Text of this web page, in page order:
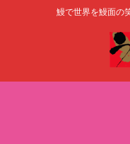
鰻で世界を鰻面の